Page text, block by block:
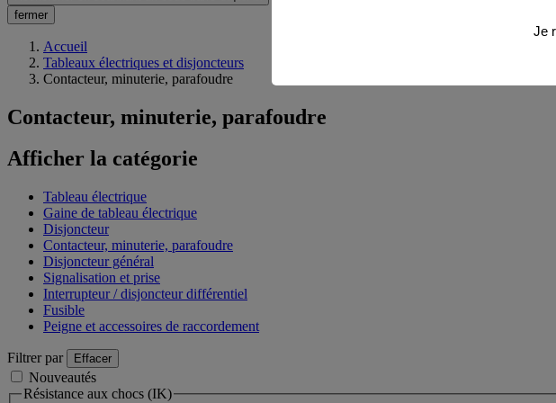
fermer
Accueil
Tableaux électriques et disjoncteurs
Contacteur, minuterie, parafoudre
Contacteur, minuterie, parafoudre
Afficher la catégorie
Tableau électrique
Gaine de tableau électrique
Disjoncteur
Contacteur, minuterie, parafoudre
Disjoncteur général
Signalisation et prise
Interrupteur / disjoncteur différentiel
Fusible
Peigne et accessoires de raccordement
Filtrer par Effacer
Nouveautés
Résistance aux chocs (IK)
Je